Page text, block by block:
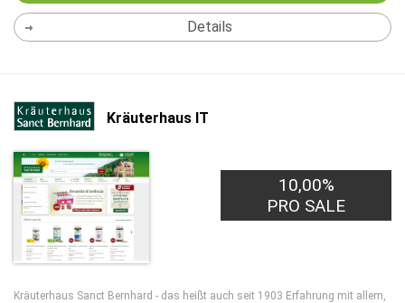
Details
Kräuterhaus IT
10,00%
PRO SALE
Kräuterhaus Sanct Bernhard - das heißt auch seit 1903 Erfahrung mit allem,